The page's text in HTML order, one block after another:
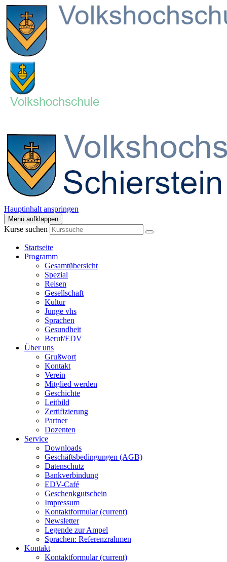
Hauptinhalt anspringen
Menü aufklappen
Kurse suchen
Startseite
Programm
Gesamtübersicht
Spezial
Reisen
Gesellschaft
Kultur
Junge vhs
Sprachen
Gesundheit
Beruf/EDV
Über uns
Grußwort
Kontakt
Verein
Mitglied werden
Geschichte
Leitbild
Zertifizierung
Partner
Dozenten
Service
Downloads
Geschäftsbedingungen (AGB)
Datenschutz
Bankverbindung
EDV-Café
Geschenkgutschein
Impressum
Kontaktformular(current)
Newsletter
Legende zur Ampel
Sprachen: Referenzrahmen
Kontakt
Kontaktformular(current)